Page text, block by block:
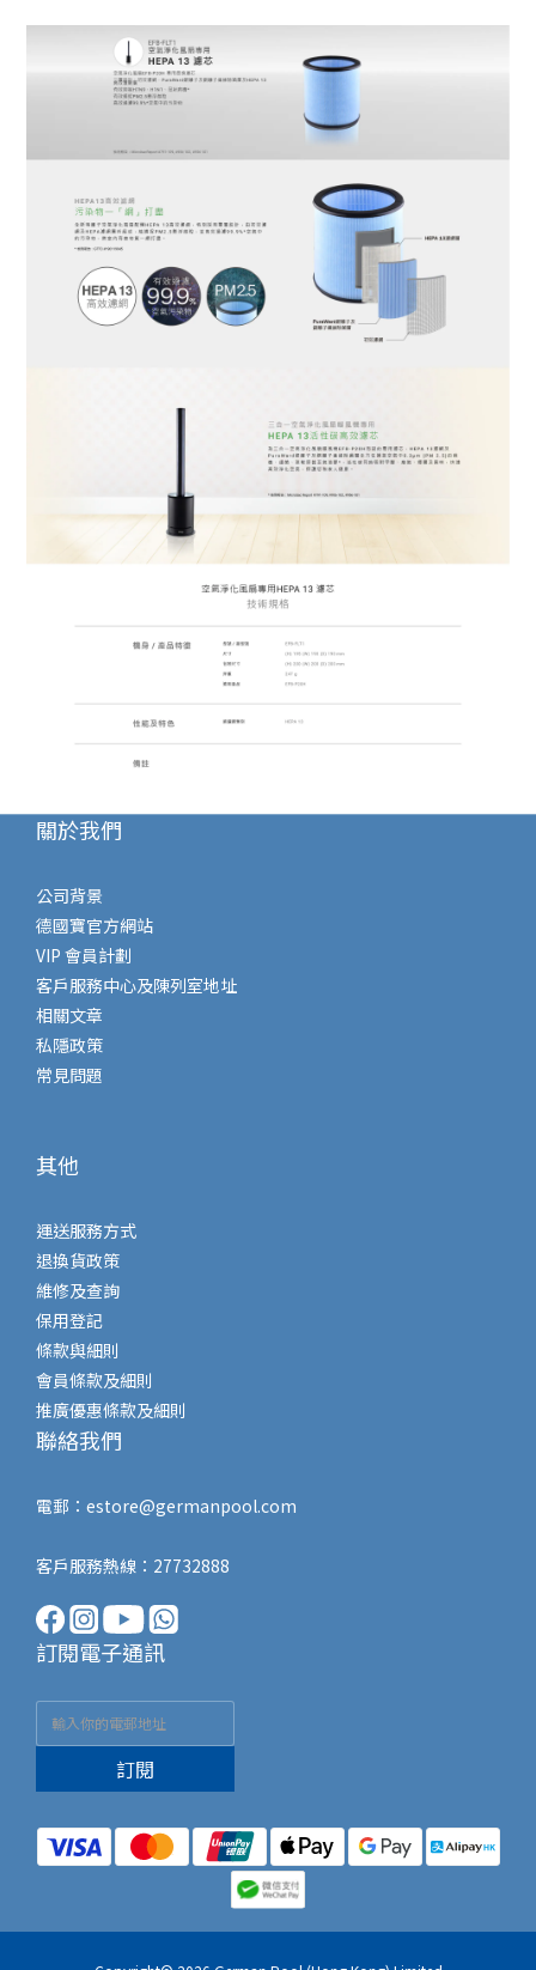
關於我們
公司背景
德國寶官方網站
VIP 會員計劃
客戶服務中心及陳列室地址
相關文章
私隱政策
常見問題
其他
運送服務方式
退換貨政策
維修及查詢
保用登記
條款與細則
會員條款及細則
推廣優惠條款及細則
聯絡我們
電郵： estore@germanpool.com
客戶服務熱線：27732888
訂閱電子通訊
訂閱